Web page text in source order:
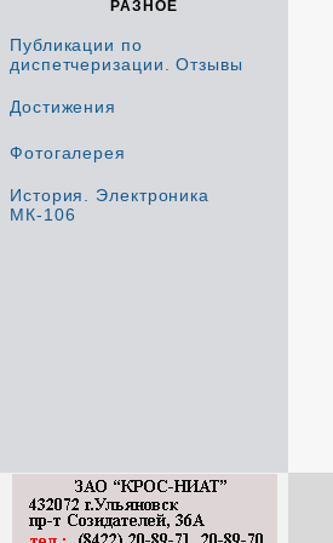
РАЗНОЕ
Публикации по
диспетчеризации. Отзывы
Достижения
Фотогалерея
История. Электроника
МК-106